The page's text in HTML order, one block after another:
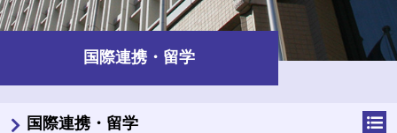
国際連携・留学
国際連携・留学